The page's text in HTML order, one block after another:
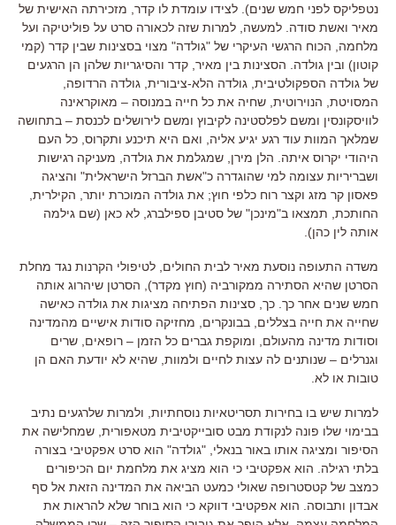
נטפליקס לפני חמש שנים). לצידו עומדת לו קדר מזכירתה האישית של
מאיר ואשת סודה למעשה למרות שזה לכאורה סרט על פוליטיקה ועל
מלחמה
הכוח הרגשי העיקרי של "גולדה" מצוי בסצינות שבין קדר (קמי
קוטון) ובין גולדה. הסצינות בין מאיר, קדר והסיגריות שלהן הן הרגעים
של גולדה הספקולטיבית, גולדה הלא-ציבורית, גולדה הרדופה,
המסויטת, הנוירוטית, שחיה את כל חייה במנוסה – מאוקראינה
לוויסקונסין ומשם לפלסטינה לקיבוץ ומשם לירושלים לכנסת – בתחושה
שמלאך המוות עוד רגע יגיע אליה, ואם היא תיכנע ותקרוס, כל העם
היהודי יקרוס איתה. הלן מירן, שמגלמת את גולדה, מעניקה רגישות
ושבריריות עצומה למי שהוגדרה כ"אשת הברזל הישראלית" והציגה
פאסון קר מזג וקצר רוח כלפי חוץ; את גולדה המוכרת יותר הקילרית
החותכת תמצאו ב"מינכן" של סטיבן ספילברג לא כאן (שם גילמה
אותה לין כהן)
משדה התעופה נוסעת מאיר לבית החולים לטיפולי הקרנות נגד מחלת
הסרטן שהיא הסתירה ממקורביה (חוץ מקדר), הסרטן שיהרוג אותה
חמש שנים אחר כך כך סצינות הפתיחה מציגות את גולדה כאישה
שחייה את חייה בצללים בבונקרים
מחזיקה סודות אישיים מהמדינה
וסודות מדינה מהעולם
ומוקפת גברים כל הזמן – רופאים שרים
וגנרלים – שנותנים לה עצות לחיים ולמוות, שהיא לא יודעת האם הן
טובות או לא
למרות שיש בו בחירות תסריטאיות נוסחתיות ולמרות שלרגעים נתיב
בבימוי שלו פונה לנקודת מבט סובייקטיבית מטאפורית שמחלישה את
הסיפור ומציגה אותו באור בנאלי , "גולדה" הוא סרט אפקטיבי בצורה
בלתי רגילה
הוא אפקטיבי כי הוא מציג את מלחמת יום הכיפורים
כמצב של קטסטרופה שאולי כמעט הביאה את המדינה הזאת אל סף
אבדון ותבוסה
הוא אפקטיבי דווקא כי הוא בוחר שלא להראות את